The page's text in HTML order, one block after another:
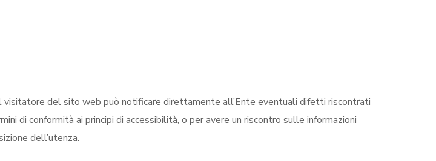
del sito web può notificare direttamente all’Ente eventuali difetti riscontrati
di conformità ai principi di accessibilità, o per avere un riscontro sulle informazioni
dell’utenza.